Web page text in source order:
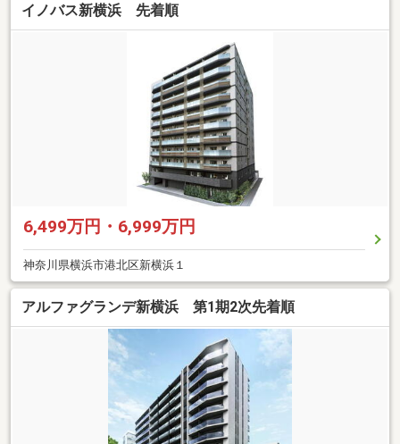
イノバス新横浜 先着順
6,499万円・6,999万円
神奈川県横浜市港北区新横浜１
アルファグランデ新横浜 第1期2次先着順